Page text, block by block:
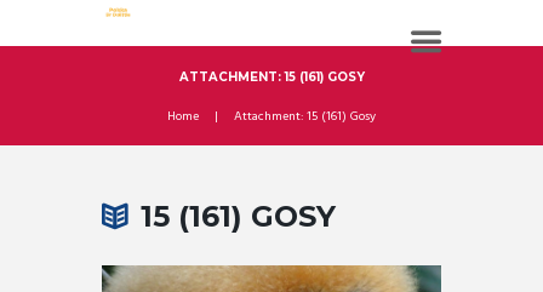
ATTACHMENT: 15 (161) GOSY
Home Attachment: 15 (161) Gosy
15 (161) GOSY